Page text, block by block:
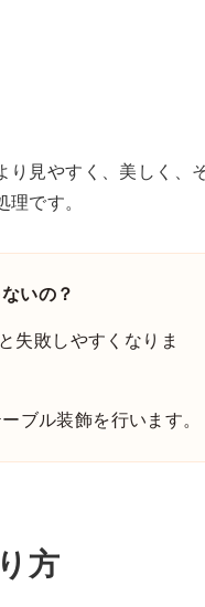
り見やすく、美しく、
です。
いの？
失敗しやすくなりま
ブル装飾を行います。
方